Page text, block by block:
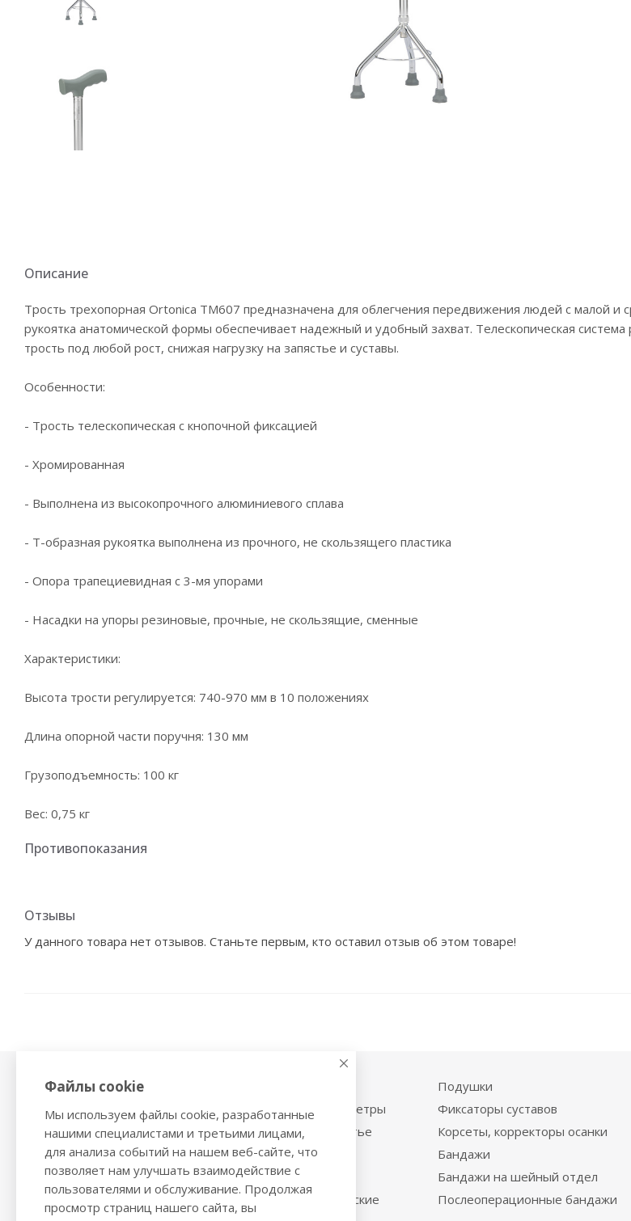
Описание
Трость трехопорная Ortonica ТМ607 предназначена для облегчения передвижения людей с малой
рукоятка анатомической формы обеспечивает надежный и удобный захват. Телескопическая
трость под любой рост, снижая нагрузку на запястье и суставы.
Особенности:
- Трость телескопическая с кнопочной фиксацией
- Хромированная
- Выполнена из высокопрочного алюминиевого сплава
- Т-образная рукоятка выполнена из прочного, не скользящего пластика
- Опора трапециевидная с 3-мя упорами
- Насадки на упоры резиновые, прочные, не скользящие, сменные
Характеристики:
Высота трости регулируется: 740-970 мм в 10 положениях
Длина опорной части поручня: 130 мм
Грузоподъемность: 100 кг
Вес: 0,75 кг
Противопоказания
Отзывы
У данного товара нет отзывов. Станьте первым, кто оставил отзыв об этом товаре!
Физиотерапия,
Ингаляторы
Ультразвуковые ингаляторы и
небулайзеры
Глюкометры
Облучатели бактерицидные,
Механические тонометры
Тонометры на запястье
Трости и костыли
Ходунки
Стельки ортопедические
Подушки
Фиксаторы суставов
Корсеты, корректоры осанки
Бандажи
Бандажи на шейный отдел
Послеоперационные бандажи
Файлы cookie
Мы используем файлы cookie, разработанные
нашими специалистами и третьими лицами,
для анализа событий на нашем веб-сайте, что
позволяет нам улучшать взаимодействие с
пользователями и обслуживание. Продолжая
просмотр страниц нашего сайта, вы